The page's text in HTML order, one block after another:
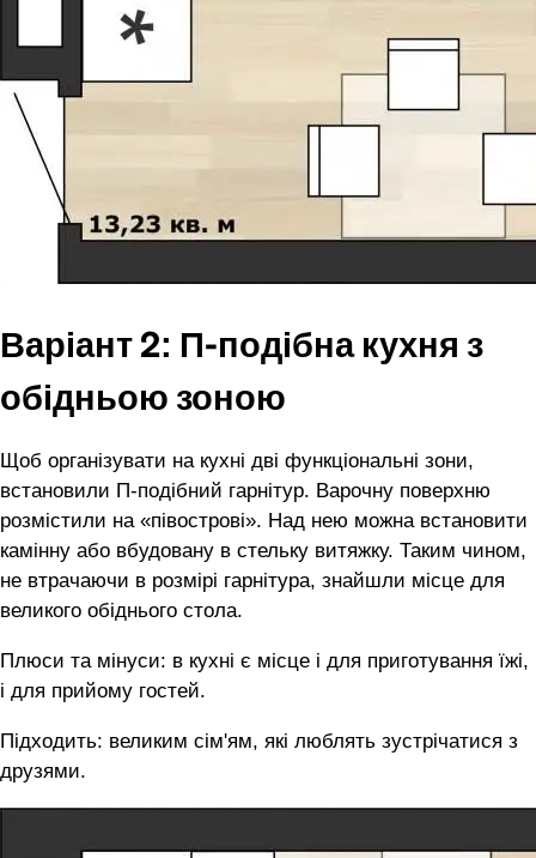
Варіант 2: П-подібна кухня з
обідньою зоною
Щоб організувати на кухні дві функціональні зони,
встановили П-подібний гарнітур. Варочну поверхню
розмістили на «півострові». Над нею можна встановити
камінну або вбудовану в стельку витяжку. Таким чином,
не втрачаючи в розмірі гарнітура, знайшли місце для
великого обіднього стола.
Плюси та мінуси: в кухні є місце і для приготування їжі,
і для прийому гостей.
Підходить: великим сім'ям, які люблять зустрічатися з
друзями.